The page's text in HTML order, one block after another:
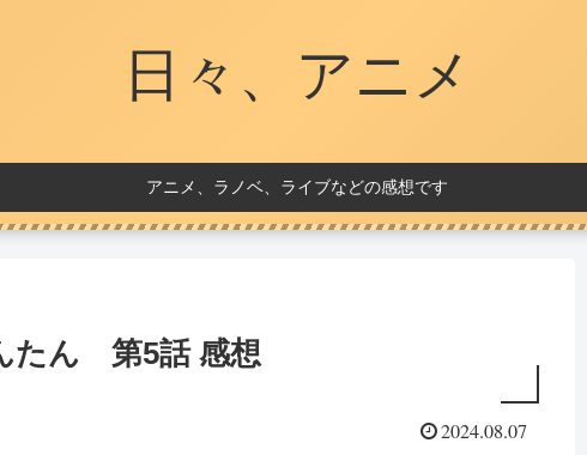
日々、アニメ
アニメ、ラノベ、ライブなどの感想です
たん 第5話 感想
2024.08.07